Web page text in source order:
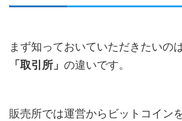
まず知っておいていただきたいの
「取引所」 の違いです。
販売所では運営からビットコイン